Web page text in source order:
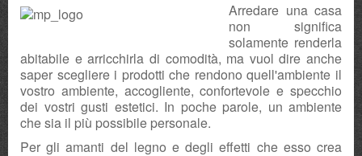
Arredare una casa
non significa
solamente renderla
abitabile e arricchirla di comodità, ma vuol dire anche
saper scegliere i prodotti che rendono quell'ambiente il
vostro ambiente, accogliente, confortevole e specchio
dei vostri gusti estetici. In poche parole, un ambiente
che sia il più possibile personale.
Per gli amanti del legno e degli effetti che esso crea